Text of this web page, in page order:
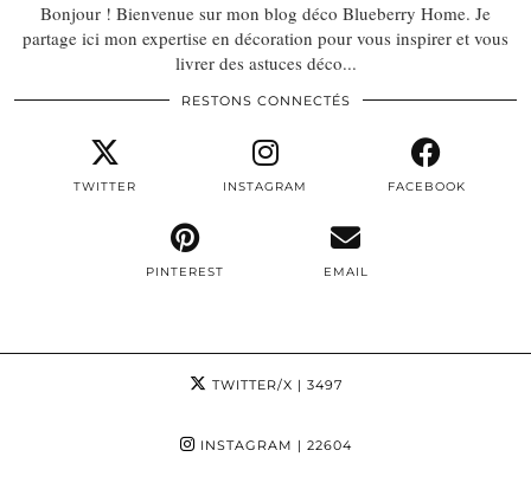
Bonjour ! Bienvenue sur mon blog déco Blueberry Home. Je
partage ici mon expertise en décoration pour vous inspirer et vous
livrer des astuces déco...
RESTONS CONNECTÉS
TWITTER INSTAGRAM FACEBOOK
PINTEREST EMAIL
TWITTER/X | 3497
INSTAGRAM | 22604